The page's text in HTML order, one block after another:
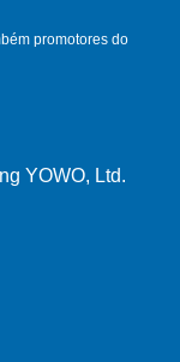
promotores do
YOWO, Ltd.